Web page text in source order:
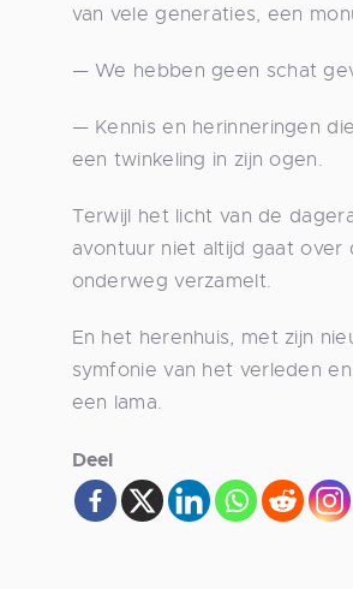
van vele generaties, een
— We hebben geen schat
— Kennis en herinneringen
een twinkeling in zijn ogen.
Terwijl het licht van de
avontuur niet altijd gaat
onderweg verzamelt.
En het herenhuis, met zijn
symfonie van het verleden
een lama.
Deel